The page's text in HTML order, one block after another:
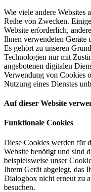
Wie viele andere Websites
Reihe von Zwecken.
Website erforderlich,
Ihnen verwendeten Geräte
Es gehört zu unseren
Technologien nur mit
angebotenen digitalen
Verwendung von Cookies
Nutzung eines Dienstes
Auf dieser Website
Funktionale Cookies
Diese Cookies werden für
Website benötigt und sind
beispielsweise unser
Ihrem Gerät abgelegt, das
Dialogbox nicht erneut zu
besuchen.